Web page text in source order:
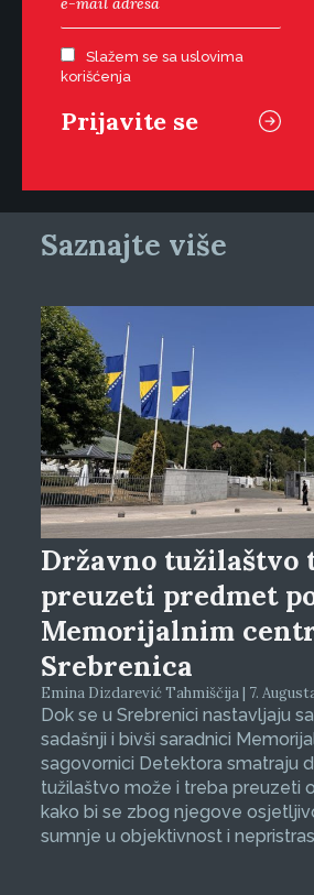
Slažem se sa uslovima
korišćenja
Saznajte više
Državno tužilaštvo
preuzeti predmet
Memorijalnim
Srebrenica
Emina Dizdarević Tahmiščija | 7.
Dok se u Srebrenici nastavljaju
sadašnji i bivši saradnici
sagovornici Detektora smatraju
tužilaštvo može i treba preuzeti
kako bi se zbog njegove
sumnje u objektivnost i